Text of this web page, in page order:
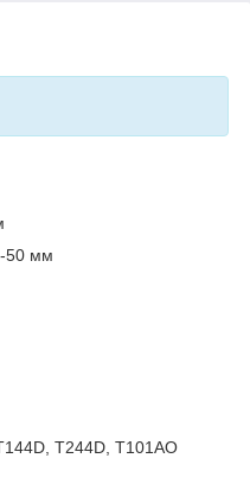
50 мм
T244D, T101AO